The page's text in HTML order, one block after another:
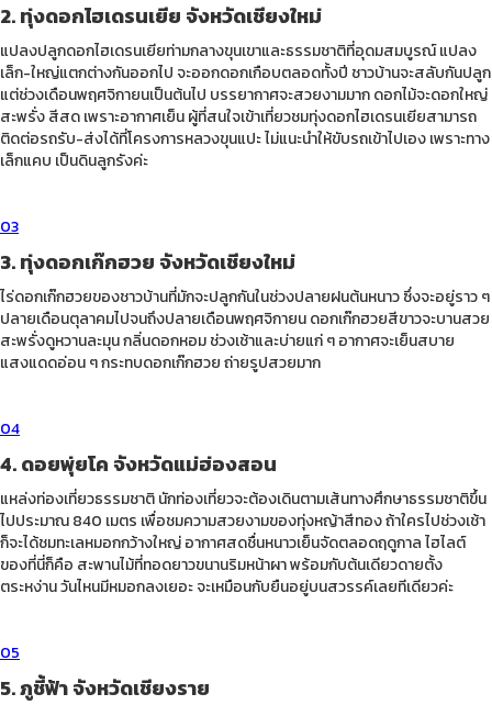
2. ทุ่งดอกไฮเดรนเยีย จังหวัดเชียงใหม่
แปลงปลูกดอกไฮเดรนเยียท่ามกลางขุนเขาและธรรมชาติที่อุดมสมบูรณ์ แปลง
เล็ก-ใหญ่แตกต่างกันออกไป จะออกดอกเกือบตลอดทั้งปี ชาวบ้านจะสลับกันปลูก
แต่ช่วงเดือนพฤศจิกายนเป็นต้นไป บรรยากาศจะสวยงามมาก ดอกไม้จะดอกใหญ่
สะพรั่ง สีสด เพราะอากาศเย็น ผู้ที่สนใจเข้าเที่ยวชมทุ่งดอกไฮเดรนเยียสามารถ
ติดต่อรถรับ-ส่งได้ที่โครงการหลวงขุนแปะ ไม่แนะนำให้ขับรถเข้าไปเอง เพราะทาง
เล็กแคบ เป็นดินลูกรังค่ะ
03
3. ทุ่งดอกเก๊กฮวย จังหวัดเชียงใหม่
ไร่ดอกเก๊กฮวยของชาวบ้านที่มักจะปลูกกันในช่วงปลายฝนต้นหนาว ซึ่งจะอยู่ราว ๆ
ปลายเดือนตุลาคมไปจนถึงปลายเดือนพฤศจิกายน ดอกเก๊กฮวยสีขาวจะบานสวย
สะพรั่งดูหวานละมุน กลิ่นดอกหอม ช่วงเช้าและบ่ายแก่ ๆ อากาศจะเย็นสบาย
แสงแดดอ่อน ๆ กระทบดอกเก๊กฮวย ถ่ายรูปสวยมาก
04
4. ดอยพุ่ยโค จังหวัดแม่ฮ่องสอน
แหล่งท่องเที่ยวธรรมชาติ นักท่องเที่ยวจะต้องเดินตามเส้นทางศึกษาธรรมชาติขึ้น
ไปประมาณ 840 เมตร เพื่อชมความสวยงามของทุ่งหญ้าสีทอง ถ้าใครไปช่วงเช้า
ก็จะได้ชมทะเลหมอกกว้างใหญ่ อากาศสดชื่นหนาวเย็นจัดตลอดฤดูกาล ไฮไลต์
ของที่นี่ก็คือ สะพานไม้ที่ทอดยาวขนานริมหน้าผา พร้อมกับต้นเดียวดายตั้ง
ตระหง่าน วันไหนมีหมอกลงเยอะ จะเหมือนกับยืนอยู่บนสวรรค์เลยทีเดียวค่ะ
05
5. ภูชี้ฟ้า จังหวัดเชียงราย